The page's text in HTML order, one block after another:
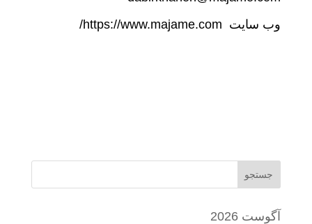
وب سایت https://www.majame.com/
جستجو
آگوست 2026